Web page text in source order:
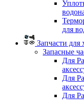
для
Запчасти для
Запасные
Для
Для
Для